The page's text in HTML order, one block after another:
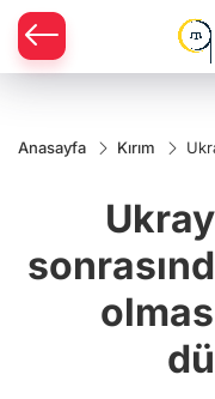
Anasayfa Kırım